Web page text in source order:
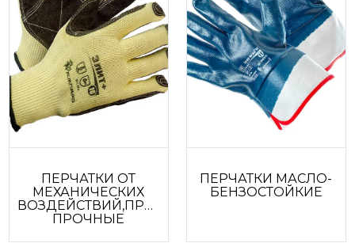
ПЕРЧАТКИ ОТ
МЕХАНИЧЕСКИХ
ВОЗДЕЙСТВИЙ,ПРОКОЛОВ,ПОРЕЗОВ,ОСОБО
ПРОЧНЫЕ
ПЕРЧАТКИ МАСЛО-
БЕНЗОСТОЙКИЕ